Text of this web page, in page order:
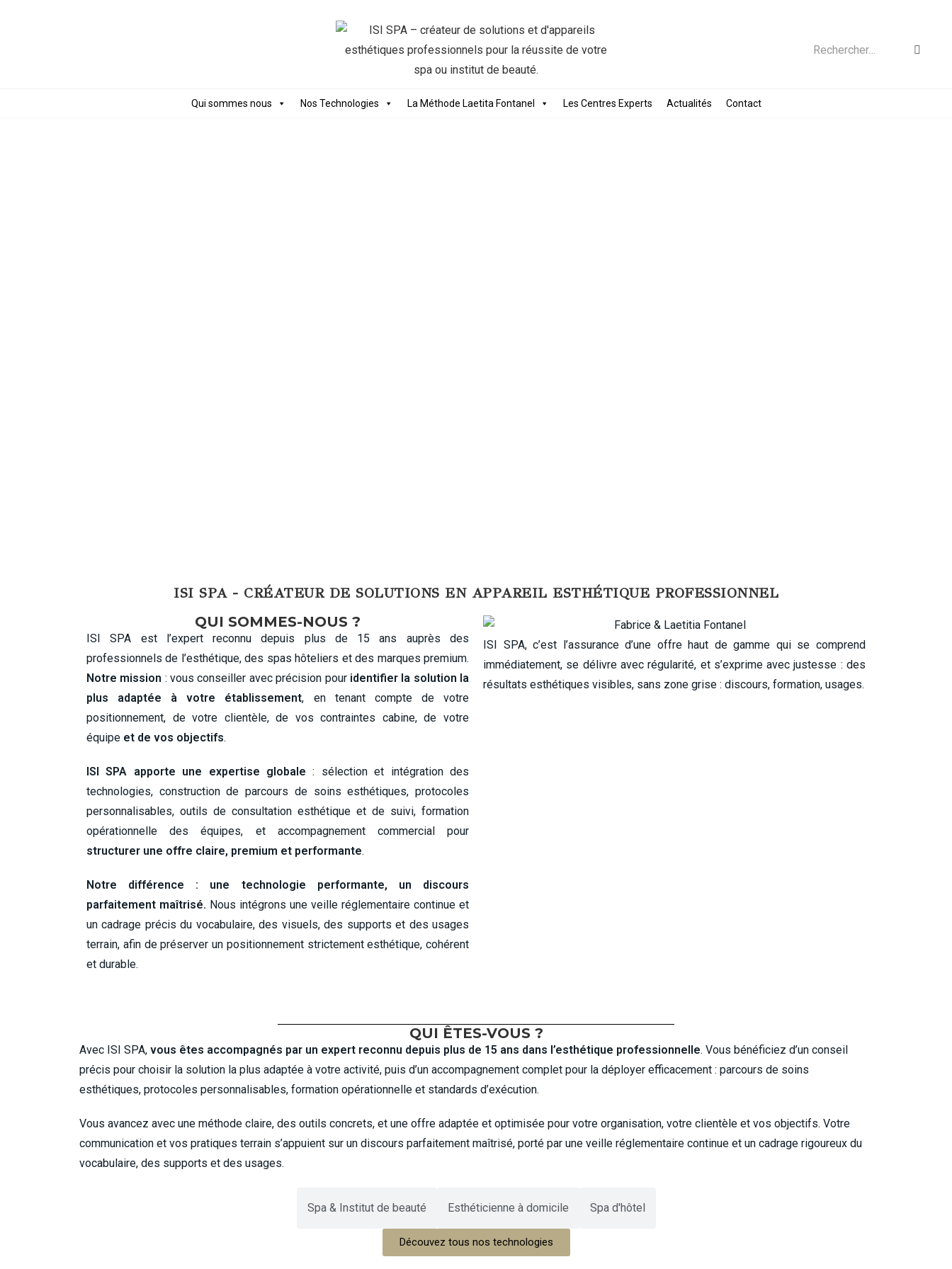
Rechercher…
Qui sommes nous Nos Technologies La Méthode Laetita Fontanel Les Centres Experts Actualités Contact
ISI SPA - CRÉATEUR DE SOLUTIONS EN APPAREIL ESTHÉTIQUE PROFESSIONNEL
QUI SOMMES-NOUS ?
ISI SPA est l’expert reconnu depuis plus de 15 ans auprès des
professionnels de l’esthétique, des spas hôteliers et des marques premium.
Notre mission : vous conseiller avec précision pour identifier la solution la
plus adaptée à votre établissement, en tenant compte de votre
positionnement, de votre clientèle, de vos contraintes cabine, de votre
équipe et de vos objectifs.
ISI SPA apporte une expertise globale : sélection et intégration des
technologies, construction de parcours de soins esthétiques, protocoles
personnalisables, outils de consultation esthétique et de suivi, formation
opérationnelle des équipes, et accompagnement commercial pour
structurer une offre claire, premium et performante.
Notre différence
: une technologie performante, un discours
parfaitement maîtrisé. Nous intégrons une veille réglementaire continue et
un cadrage précis du vocabulaire, des visuels, des supports et des usages
terrain, afin de préserver un positionnement strictement esthétique, cohérent
et durable.
ISI SPA, c’est l’assurance d’une offre haut de gamme qui se comprend
immédiatement, se délivre avec régularité, et s’exprime avec justesse : des
résultats esthétiques visibles, sans zone grise : discours, formation, usages.
QUI ÊTES-VOUS ?
Avec ISI SPA, vous êtes accompagnés par un expert reconnu depuis plus de 15 ans dans l’esthétique professionnelle. Vous bénéficiez d’un conseil
précis pour choisir la solution la plus adaptée à votre activité, puis d’un accompagnement complet pour la déployer efficacement : parcours de soins
esthétiques, protocoles personnalisables, formation opérationnelle et standards d’exécution.
Vous avancez avec une méthode claire, des outils concrets, et une offre adaptée et optimisée pour votre organisation, votre clientèle et vos objectifs. Votre
communication et vos pratiques terrain s’appuient sur un discours parfaitement maîtrisé, porté par une veille réglementaire continue et un cadrage rigoureux du
vocabulaire, des supports et des usages.
Spa & Institut de beauté Esthéticienne à domicile Spa d'hôtel
Découvez tous nos technologies